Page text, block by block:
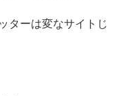
ターは変なサイトじ